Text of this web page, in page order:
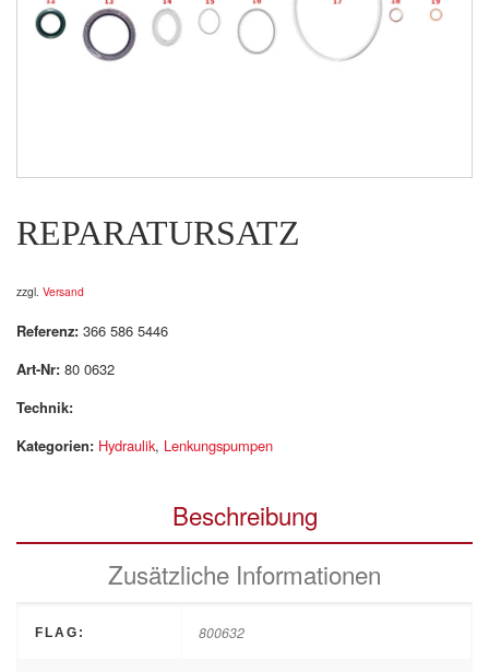
REPARATURSATZ
zzgl. Versand
Referenz: 366 586 5446
Art-Nr: 80 0632
Technik:
Kategorien: Hydraulik, Lenkungspumpen
Beschreibung
Zusätzliche Informationen
FLAG: 800632